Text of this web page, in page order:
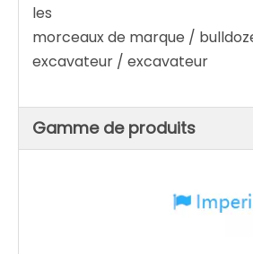
les
morceaux de marque /
excavateur / excavateur
Gamme de produits